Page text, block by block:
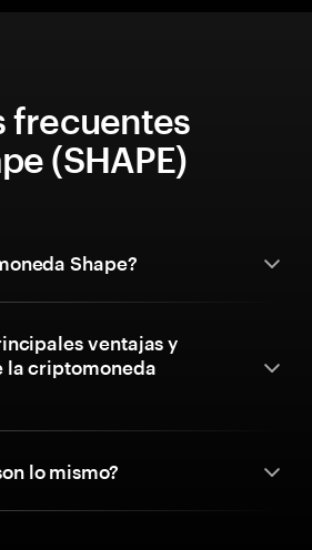
frecuentes
(SHAPE)
Shape?
ventajas y
la criptomoneda
lo mismo?